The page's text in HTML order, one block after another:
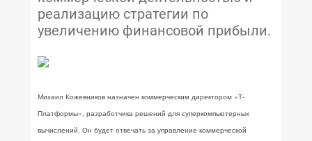
реализацию стратегии по
увеличению финансовой прибыли.
Михаил Кожевников назначен коммерческим директором «Т-
Платформы», разработчика решений для суперкомпьютерных
вычислений. Он будет отвечать за управление коммерческой